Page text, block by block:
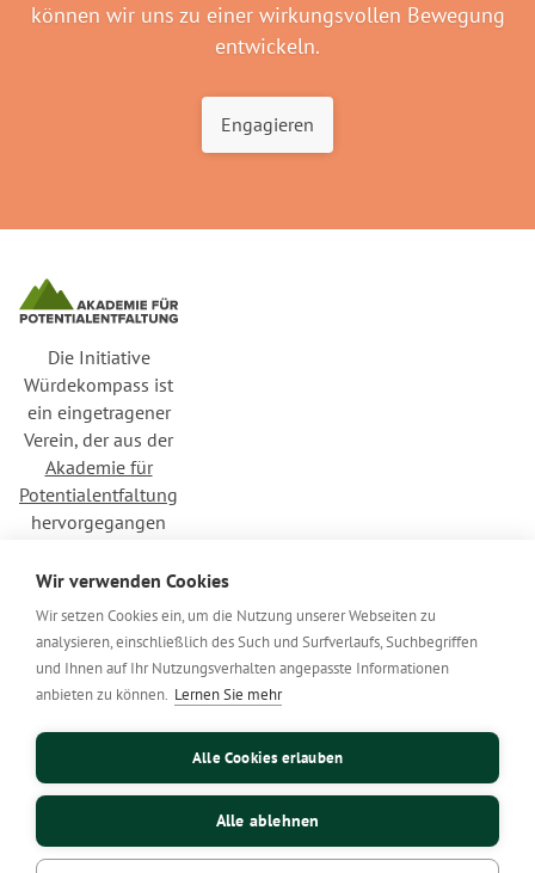
können wir uns zu einer wirkungsvollen Bewegung
entwickeln.
Engagieren
Die Initiative
Würdekompass ist
ein eingetragener
Verein, der aus der
Akademie für
Potentialentfaltung
hervorgegangen
In Verbundenheit
mitliebevoll.jetzt
Cookie-Einstellungen
Impressum
Wir verwenden Cookies
Wir setzen Cookies ein, um die Nutzung unserer Webseiten zu
analysieren, einschließlich des Such und Surfverlaufs, Suchbegriffen
und Ihnen auf Ihr Nutzungsverhalten angepasste Informationen
anbieten zu können. Lernen Sie mehr
Alle Cookies erlauben
Alle ablehnen